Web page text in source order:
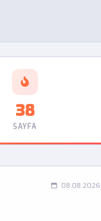
38
SAYFA
08.08.2026